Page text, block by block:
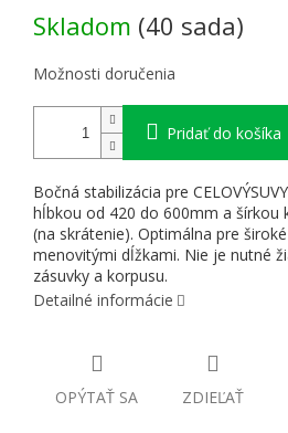
Skladom (40 sada)
Možnosti doručenia
Pridať do košíka
Bočná stabilizácia pre
hĺbkou od 420 do 600mm a šírkou
(na skrátenie). Optimálna pre
menovitými dĺžkami. Nie je nutné
zásuvky a korpusu.
Detailné informácie
OPÝTAŤ SA ZDIEĽAŤ